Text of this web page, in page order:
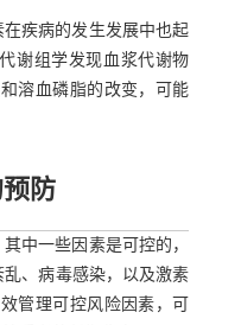
在疾病的发生发展中也起
谢组学发现血浆代谢物
溶血磷脂的改变，可能
防
中一些因素是可控的，
乱、病毒感染，以及激素
管理可控风险因素，可